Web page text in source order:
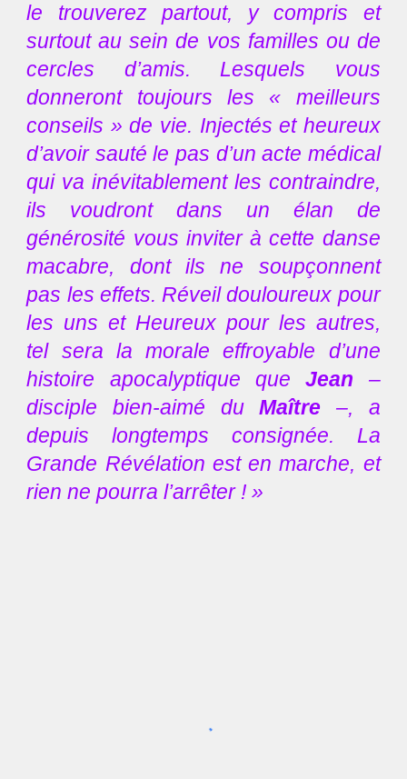
le trouverez partout, y compris et
surtout au sein de vos familles ou de
cercles d’amis. Lesquels vous
donneront toujours les « meilleurs
conseils » de vie. Injectés et heureux
d’avoir sauté le pas d’un acte médical
qui va inévitablement les contraindre,
ils voudront dans un élan de
générosité vous inviter à cette danse
macabre, dont ils ne soupçonnent
pas les effets. Réveil douloureux pour
les uns et Heureux pour les autres,
tel sera la morale effroyable d’une
histoire apocalyptique queJean –
disciple bien-aimé duMaître –,
a
depuis longtemps consignée. La
Grande Révélation est en marche, et
rien ne pourra l’arrêter ! »